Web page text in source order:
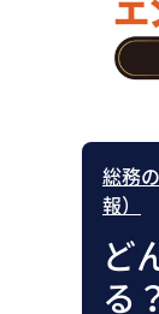
総務
報）
ど
る